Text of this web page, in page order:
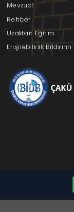
Mevzuat
Rehber
Uzaktan Eğitim
Erişilebilirlik Bildirimi